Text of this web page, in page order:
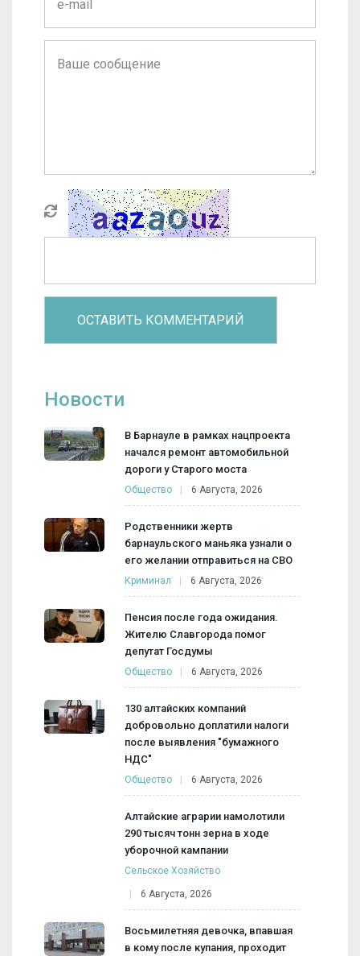
Новости
В Барнауле в рамках нацпроекта
начался ремонт автомобильной
дороги у Старого моста
Общество 6 Августа, 2026
Родственники жертв
барнаульского маньяка узнали о
его желании отправиться на СВО
Криминал 6 Августа, 2026
Пенсия после года ожидания.
Жителю Славгорода помог
депутат Госдумы
Общество 6 Августа, 2026
130 алтайских компаний
добровольно доплатили налоги
после выявления "бумажного
НДС"
Общество 6 Августа, 2026
Алтайские аграрии намолотили
290 тысяч тонн зерна в ходе
уборочной кампании
Сельское Хозяйство
6 Августа, 2026
Восьмилетняя девочка, впавшая
в кому после купания, проходит